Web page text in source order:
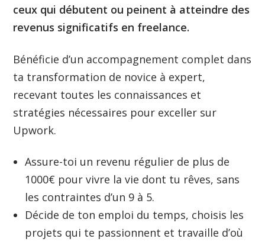
ceux qui débutent ou peinent à atteindre des
revenus significatifs en freelance.
Bénéficie d’un accompagnement complet dans
ta transformation de novice à expert,
recevant toutes les connaissances et
stratégies nécessaires pour exceller sur
Upwork.
Assure-toi un revenu régulier de plus de
1000€ pour vivre la vie dont tu rêves, sans
les contraintes d’un 9 à 5.
Décide de ton emploi du temps, choisis les
projets qui te passionnent et travaille d’où